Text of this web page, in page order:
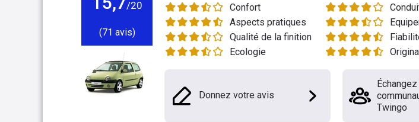
/20
(71 avis)
Confort
Aspects pratiques
Qualité de la finition
Ecologie
Donnez votre avis
Twingo